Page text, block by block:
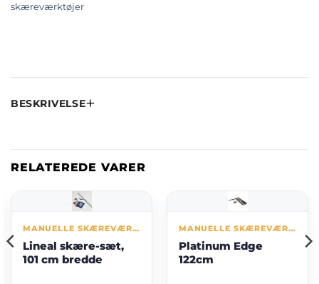
skæreværktøjer
BESKRIVELSE
RELATEREDE VARER
MANUELLE SKÆREVÆRKTØJER
Lineal skære-sæt,
101 cm bredde
MANUELLE SKÆREVÆRKTØJER
Platinum Edge
122cm